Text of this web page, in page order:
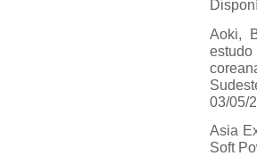
Aoki,
estudo
03/05/
Asia
Soft